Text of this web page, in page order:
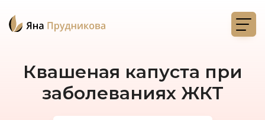
Квашеная капуста при
заболеваниях ЖКТ